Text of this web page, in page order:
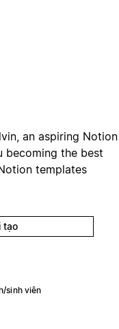
an aspiring Notion
becoming the best
templates
tạo
sinh viên